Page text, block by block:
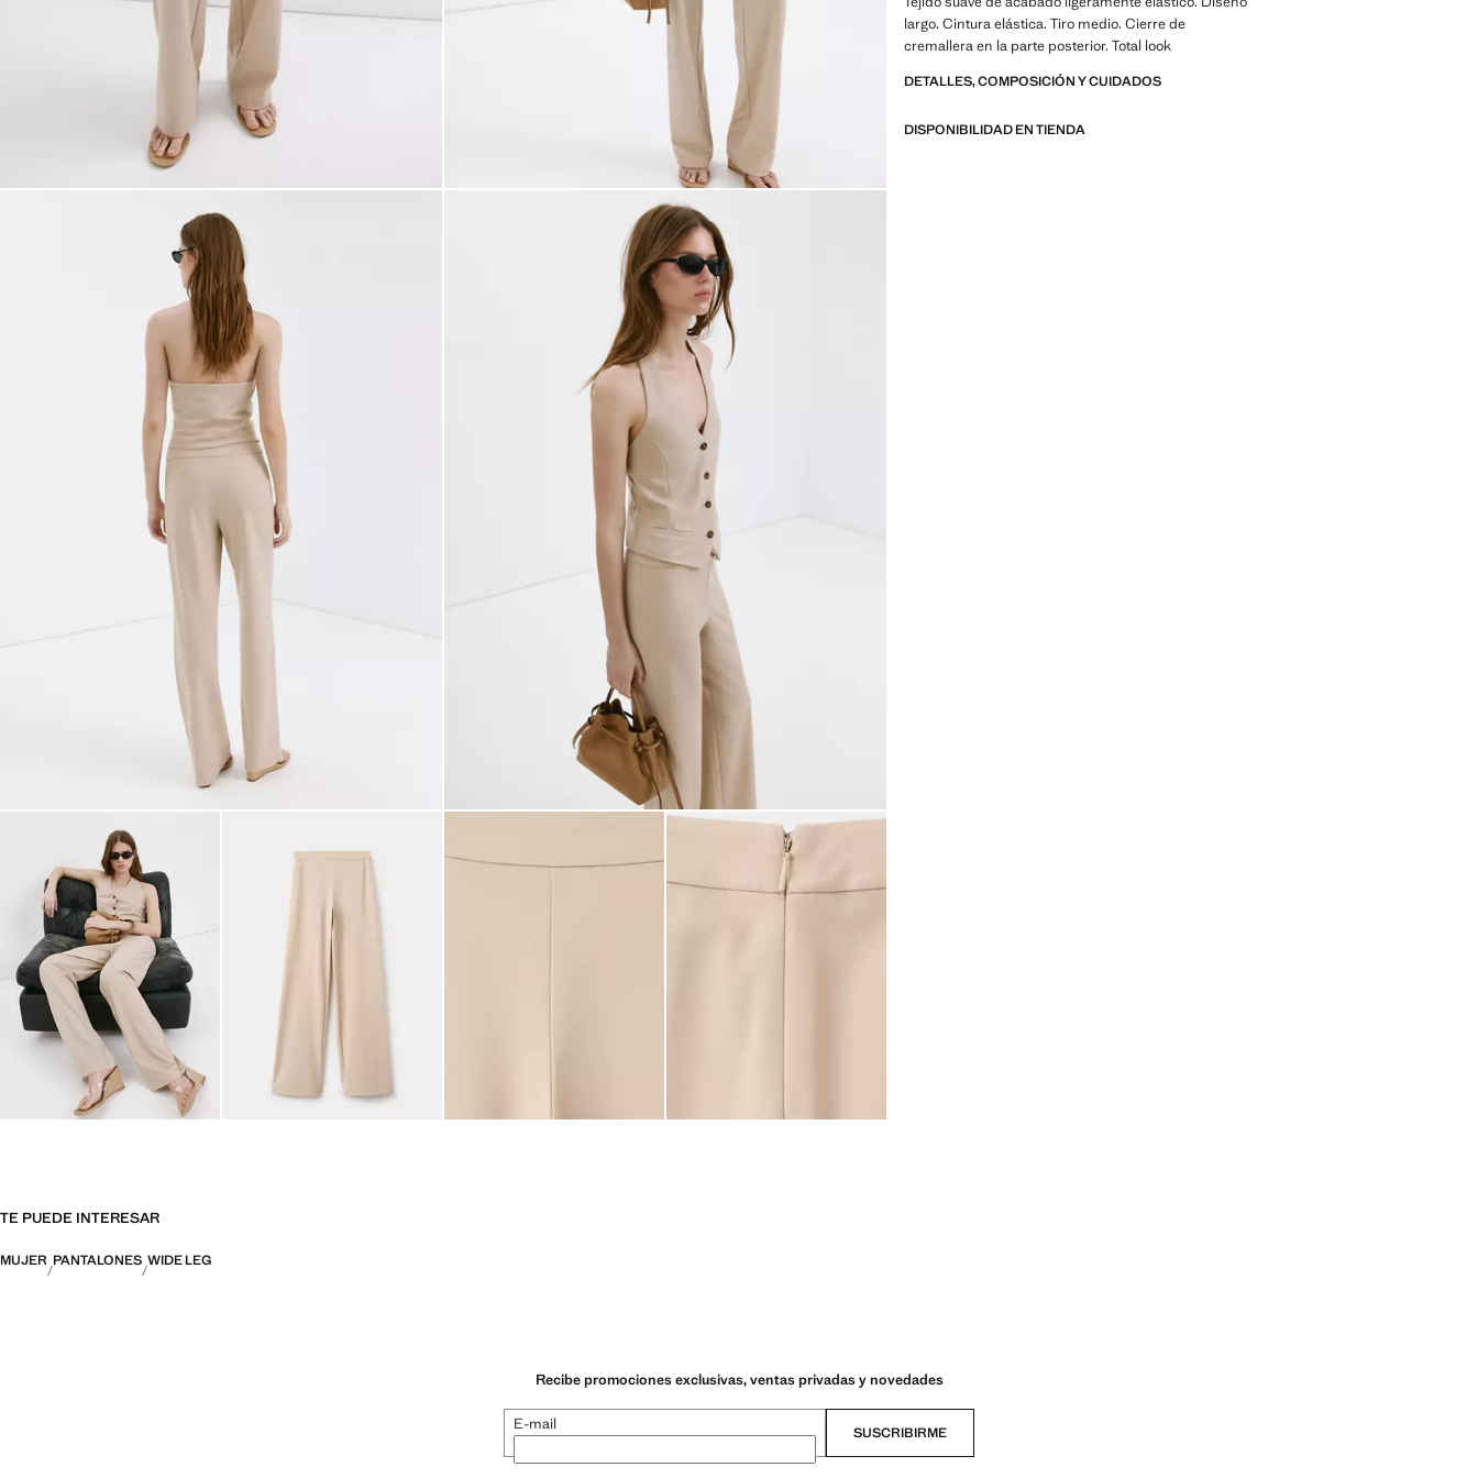
largo. Cintura elástica. Tiro medio. Cierre de
cremallera en la parte posterior. Total look
DETALLES, COMPOSICIÓN Y CUIDADOS
DISPONIBILIDAD EN TIENDA
TE PUEDE INTERESAR
MUJER PANTALONES WIDE LEG
Recibe promociones exclusivas, ventas privadas y novedades
E-mail SUSCRIBIRME